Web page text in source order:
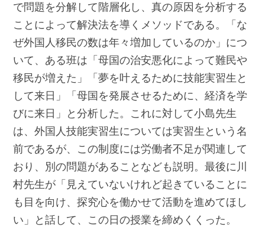
で問題を分解して階層化し、真の原因を分析する
ことによって解決法を導くメソッドである。「な
ぜ外国人移民の数は年々増加しているのか」につ
いて、ある班は「母国の治安悪化によって難民や
移民が増えた」「夢を叶えるために技能実習生と
して来日」「母国を発展させるために、経済を学
びに来日」と分析した。これに対して小島先生
は、外国人技能実習生については実習生という名
前であるが、この制度には労働者不足が関連して
おり、別の問題があることなども説明。最後に川
村先生が「見えていないけれど起きていることに
も目を向け、探究心を働かせて活動を進めてほし
い」と話して、この日の授業を締めくくった。